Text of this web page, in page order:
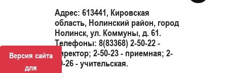
Версия сайта
для
Адрес: 613441, Кировская
область, Нолинский район, город
Нолинск, ул. Коммуны, д. 61.
Телефоны: 8(83368) 2-50-22 -
директор; 2-50-23 - приемная; 2-
50-26 - учительская.